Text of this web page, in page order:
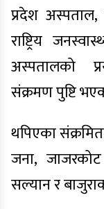
प्रदेश
राष्ट्रिय
अस्पतालको
संक्रमण पुष्टि
थपिएका
जना,
सल्यान र